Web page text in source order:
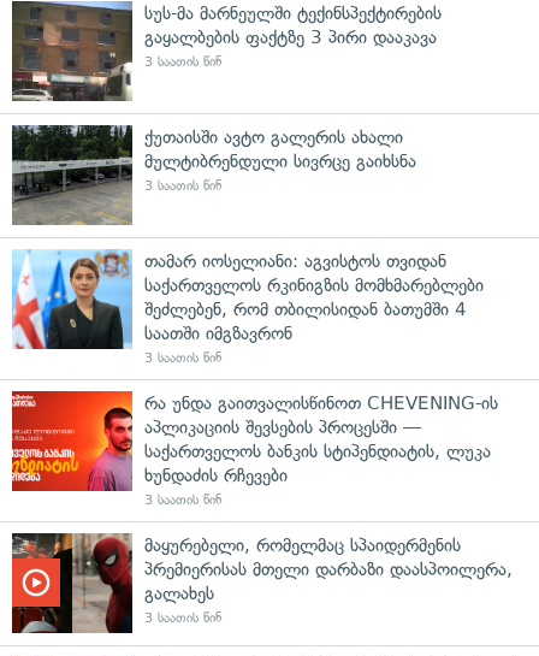
სუს-მა მარნეულში ტექინსპექტირების
გაყალბების ფაქტზე 3 პირი დააკავა
3 საათის წინ
ქუთაისში ავტო გალერის ახალი
მულტიბრენდული სივრცე გაიხსნა
3 საათის წინ
თამარ იოსელიანი: აგვისტოს თვიდან
საქართველოს რკინიგზის მომხმარებლები
შეძლებენ, რომ თბილისიდან ბათუმში 4
საათში იმგზავრონ
3 საათის წინ
რა უნდა გაითვალისწინოთ CHEVENING-ის
აპლიკაციის შევსების პროცესში —
საქართველოს ბანკის სტიპენდიატის, ლუკა
ხუნდაძის რჩევები
3 საათის წინ
მაყურებელი, რომელმაც სპაიდერმენის
პრემიერისას მთელი დარბაზი დაასპოილერა,
გალახეს
3 საათის წინ